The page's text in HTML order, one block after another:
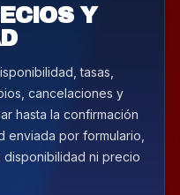
Y
tasas,
cancelaciones y
hasta la confirmación
enviada por formulario,
disponibilidad ni precio